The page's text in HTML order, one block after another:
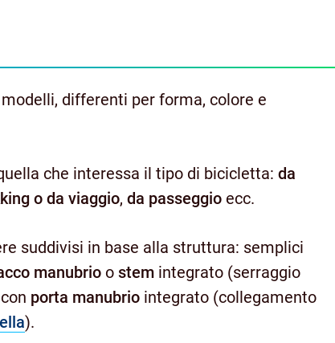
differenti per forma, colore e
che interessa il tipo di bicicletta: da
o da viaggio, da passeggio ecc.
suddivisi in base alla struttura: semplici
manubrio o stem integrato (serraggio
porta manubrio integrato (collegamento
).